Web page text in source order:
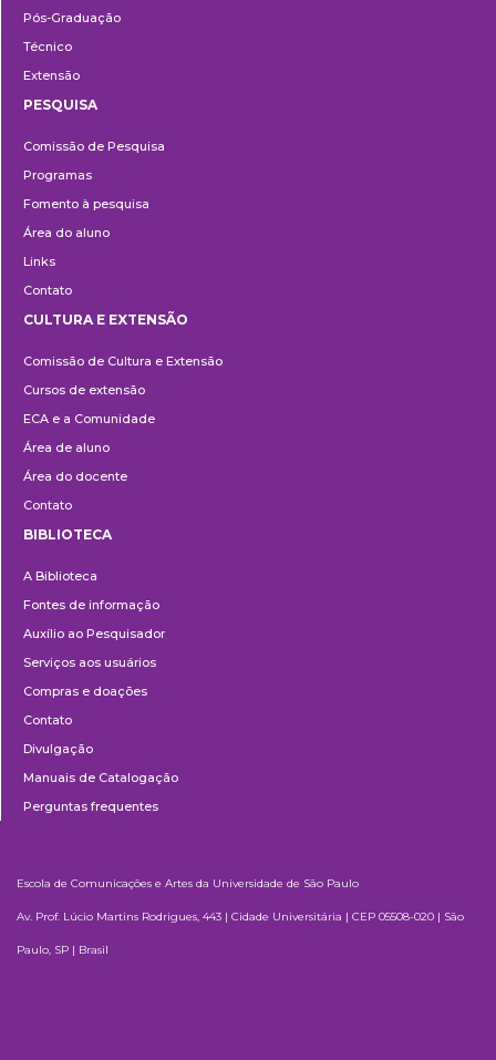
Pós-Graduação
Técnico
Extensão
PESQUISA
Comissão de Pesquisa
Programas
Fomento à pesquisa
Área do aluno
Links
Contato
e
Extensão
CULTURA E EXTENSÃO
Comissão de Cultura e Extensão
Cursos de extensão
ECA e a Comunidade
Área de aluno
Área do docente
Contato
BIBLIOTECA
A Biblioteca
Fontes de informação
Auxílio ao Pesquisador
Serviços aos usuários
Compras e doações
Contato
Divulgação
Manuais de Catalogação
Perguntas frequentes
Escola de Comunicações e Artes da Universidade de São Paulo
Av. Prof. Lúcio Martins Rodrigues, 443 | Cidade Universitária | CEP 05508-020 | São
Paulo, SP | Brasil